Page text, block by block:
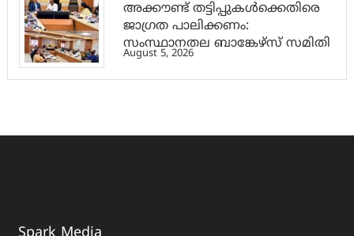
അക്കൗണ്ട് തട്ടിപ്പുകൾക്കെതിരെ
ജാ​ഗ്രത പാലിക്കണം:
സംസ്ഥാനതല ബാങ്കേഴ്സ് സമിതി
August 5, 2026